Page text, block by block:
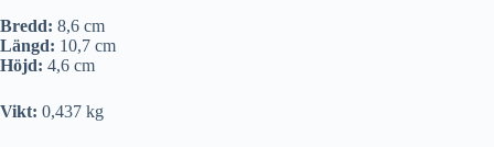
Bredd: 8,6 cm
Längd: 10,7 cm
Höjd: 4,6 cm
Vikt: 0,437 kg